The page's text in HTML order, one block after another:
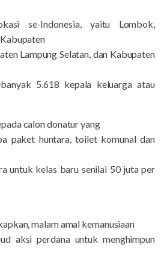
se-Indonesia, yaitu Lombok,
Lampung Selatan, dan Kabupaten
5.618 kepala keluarga atau
calon donatur yang
paket huntara, toilet komunal dan
untuk kelas baru senilai 50 juta per
malam amal kemanusiaan
aksi perdana untuk menghimpun